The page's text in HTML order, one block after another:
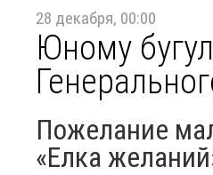
28 декабря, 00:00
Юному
Пожелание
«Елка